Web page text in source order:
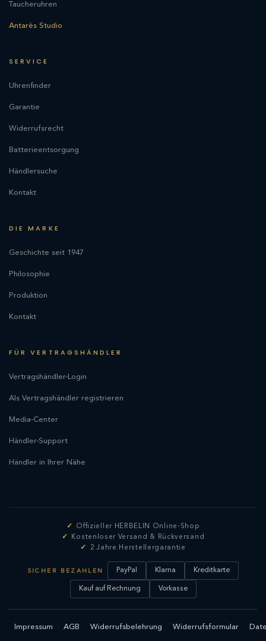
Taucheruhren
Antarès Studio
SERVICE
Uhrenfinder
Garantie
Widerrufsrecht
Batterieentsorgung
Händlersuche
Kontakt
DIE MARKE
Geschichte seit 1947
Philosophie
Produktion
Kontakt
FÜR VERTRAGSHÄNDLER
Vertragshändler-Login
Als Vertragshändler registrieren
Media-Center
Händler-Support
Händler in Ihrer Nähe
Offizieller HERBELIN Online-Shop
Kostenloser Versand & Rückversand
2 Jahre Herstellergarantie
SICHER BEZAHLEN PayPal Klarna Kreditkarte
Kauf auf Rechnung Vorkasse
Impressum AGB Widerrufsbelehrung Widerrufsformular